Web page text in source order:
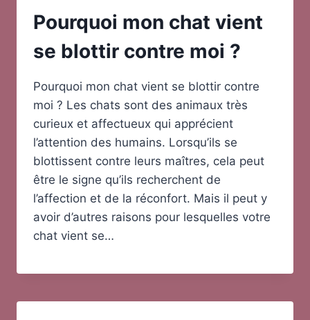
Pourquoi mon chat vient
se blottir contre moi ?
Pourquoi mon chat vient se blottir contre
moi ? Les chats sont des animaux très
curieux et affectueux qui apprécient
l’attention des humains. Lorsqu’ils se
blottissent contre leurs maîtres, cela peut
être le signe qu’ils recherchent de
l’affection et de la réconfort. Mais il peut y
avoir d’autres raisons pour lesquelles votre
chat vient se…